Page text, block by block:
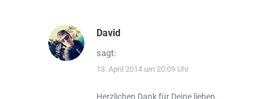
David
sagt:
13. April 2014 um 20:09 Uhr
Herzlichen Dank für Deine lieben